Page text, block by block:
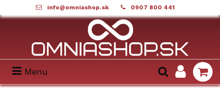
info@omniashop.sk 0907 800 441
Menu